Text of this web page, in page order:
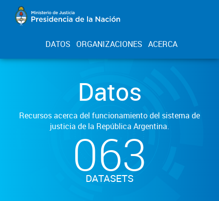
DATOS ORGANIZACIONES ACERCA
Datos
Recursos acerca del funcionamiento del sistema de
justicia de la República Argentina.
063
DATASETS